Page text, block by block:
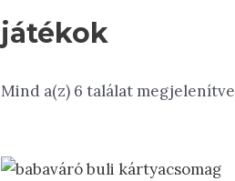
játékok
Mind a(z) 6 találat megjelenítve